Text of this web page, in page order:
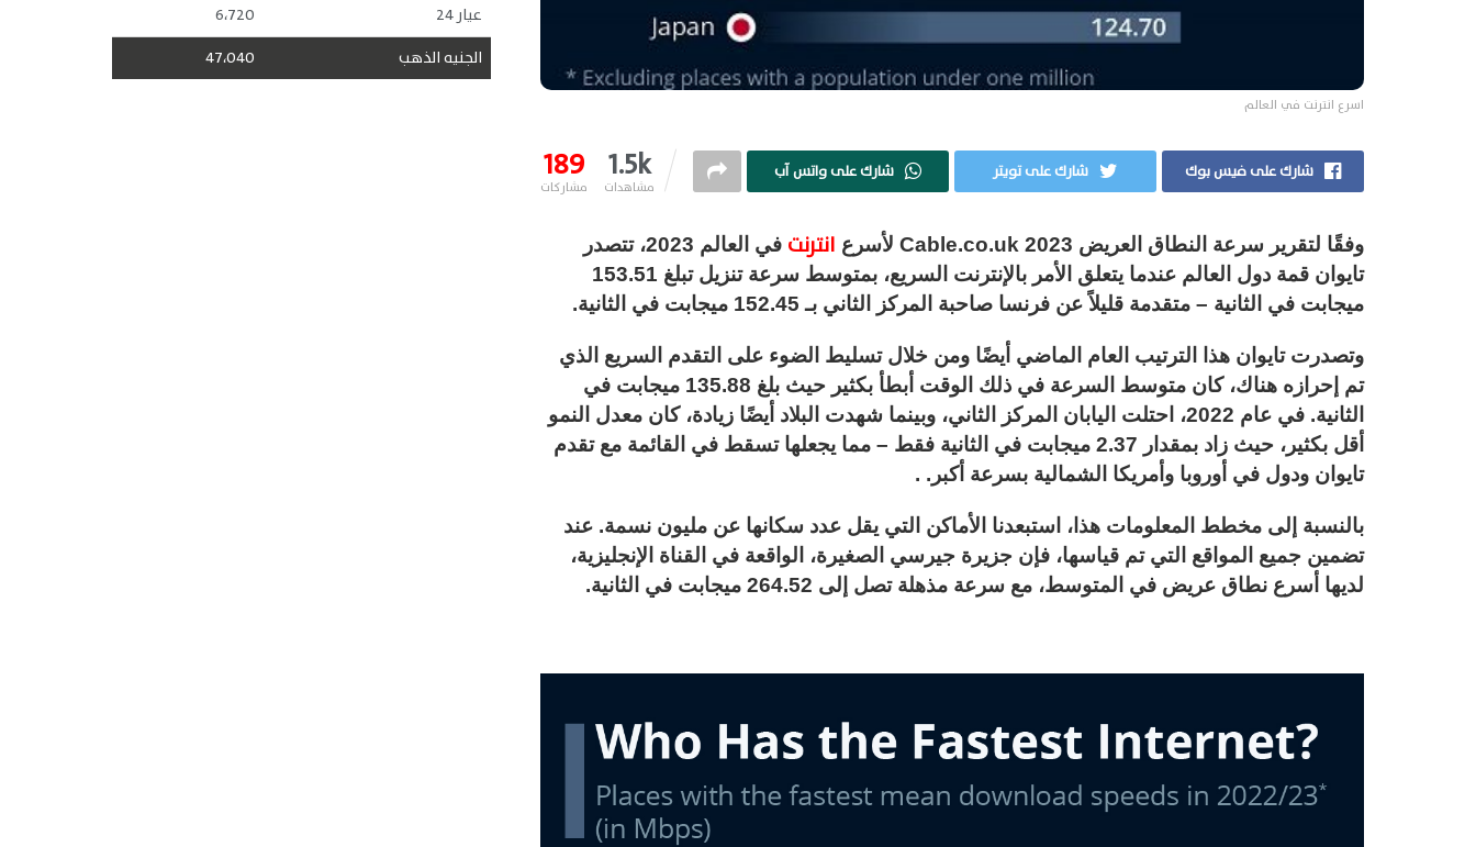
اسرع انترنت في العالم
189
مشاركات 1.5k
مشاهدات
شارك على فيس بوك شارك على تويتر شارك على واتس آب
وفقًا لتقرير سرعة النطاق العريض Cable.co.uk 2023 لأسرع انترنت
في العالم 2023، تتصدر
تايوان قمة دول العالم عندما يتعلق الأمر بالإنترنت السريع، بمتوسط ​​سرعة تنزيل تبلغ 153.51
ميجابت في الثانية – متقدمة قليلاً عن فرنسا صاحبة المركز الثاني بـ 152.45 ميجابت في الثانية.
وتصدرت تايوان هذا الترتيب العام الماضي أيضًا ومن خلال تسليط الضوء على التقدم السريع الذي
تم إحرازه هناك، كان متوسط ​​السرعة في ذلك الوقت أبطأ بكثير حيث بلغ 135.88 ميجابت في
الثانية. في عام 2022، احتلت اليابان المركز الثاني، وبينما شهدت البلاد أيضًا زيادة، كان معدل النمو
أقل بكثير، حيث زاد بمقدار 2.37 ميجابت في الثانية فقط – مما يجعلها تسقط في القائمة مع تقدم
تايوان ودول في أوروبا وأمريكا الشمالية بسرعة أكبر. .
بالنسبة إلى مخطط المعلومات هذا، استبعدنا الأماكن التي يقل عدد سكانها عن مليون نسمة. عند
تضمين جميع المواقع التي تم قياسها، فإن جزيرة جيرسي الصغيرة، الواقعة في القناة الإنجليزية،
لديها أسرع نطاق عريض في المتوسط، مع سرعة مذهلة تصل إلى 264.52 ميجابت في الثانية.
عيار 24
6،720
الجنيه الذهب
47،040